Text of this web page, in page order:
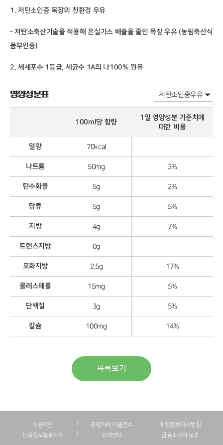
1. 저탄소인증 목장의 친환경 우유
- 저탄소축산기술을 적용해 온실가스 배출을 줄인 목장 우유 (농림축산식
품부인증)
2. 체세포수 1등급, 세균수 1A의 나100% 원유
영양성분표
100ml당 함량
1일 영양성분 기준치에
대한 비율
열량 70kcal
나트륨 50mg 3%
탄수화물 5g 2%
당류 5g 5%
지방 4g 7%
트랜스지방 0g
포화지방 2.5g 17%
콜레스테롤 15mg 5%
단백질 3g 5%
칼슘 100mg 14%
목록보기
이용약관 공정거래 자율준수
개인정보처리방침
산용정보활용체제
고객센터 금융소비자 보호